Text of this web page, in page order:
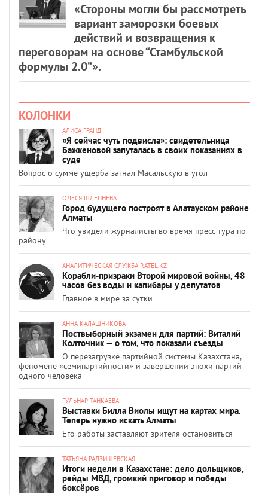
«Стороны могли бы рассмотреть
вариант заморозки боевых
действий и возвращения к
переговорам на основе “Стамбульской
формулы 2.0”».
КОЛОНКИ
АЛИСА ГРАНД
«Я сейчас чуть подвисла»: свидетельница
Бажкеновой запуталась в своих показаниях в
суде
Вопрос о сумме ущерба загнал Масальскую в угол
ОЛЕСЯ ШЛЕПНЕВА
Город будущего построят в Алатауском районе
Алматы
Что увидели журналисты во время пресс-тура по
району
АНАЛИТИЧЕСКАЯ СЛУЖБА RATEL.KZ
Корабли-призраки Второй мировой войны, 48
часов без воды и капибары у депутатов
Главное в мире за сутки
АННА КАЛАШНИКОВА
Поствыборный экзамен для партий: Виталий
Колточник — о том, что показали съезды
О перезагрузке партийной системы Казахстана,
феномене «семипартийности» и завершении эпохи партий
одного человека
ГУЛЬНАР ТАНКАЕВА
Выставки Билла Виолы ищут на картах мира.
Теперь нужно искать Алматы
Его работы заставляют зрителя остановиться
ТАТЬЯНА РАДЗИШЕВСКАЯ
Итоги недели в Казахстане: дело дольщиков,
рейды МВД, громкий приговор и победы
боксёров